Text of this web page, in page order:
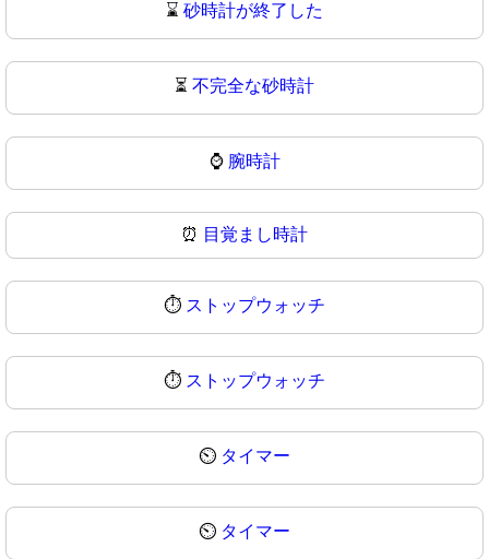
⌛ 砂時計が終了した
⏳ 不完全な砂時計
⌚ 腕時計
⏰ 目覚まし時計
⏱️ ストップウォッチ
⏱ ストップウォッチ
⏲️ タイマー
⏲ タイマー